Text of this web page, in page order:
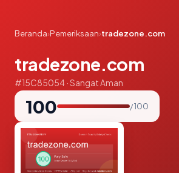
Beranda›Pemeriksaan›tradezone.com
tradezone.com
#15C85054 · Sangat Aman
100 / 100